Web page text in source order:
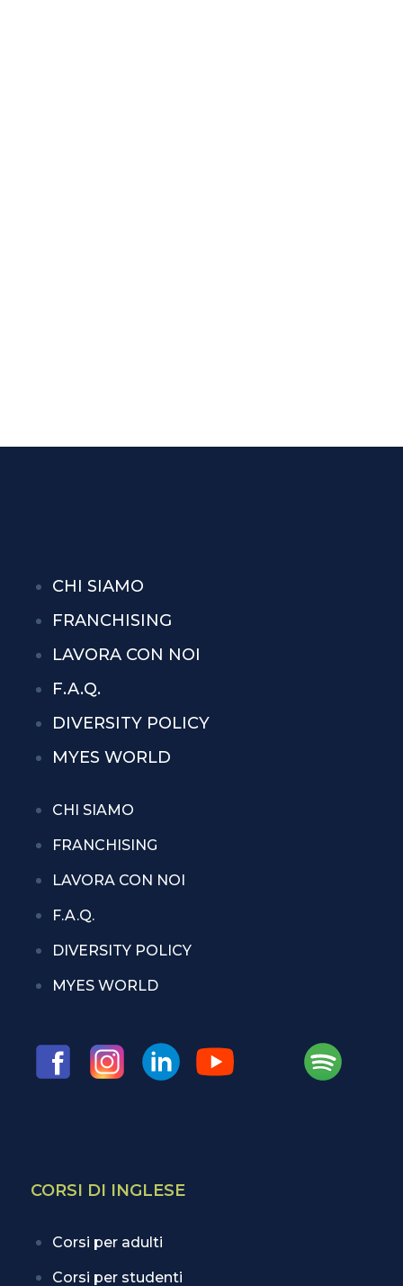
CHI SIAMO
FRANCHISING
LAVORA CON NOI
F.A.Q.
DIVERSITY POLICY
MYES WORLD
CHI SIAMO
FRANCHISING
LAVORA CON NOI
F.A.Q.
DIVERSITY POLICY
MYES WORLD
CORSI DI INGLESE
Corsi per adulti
Corsi per studenti